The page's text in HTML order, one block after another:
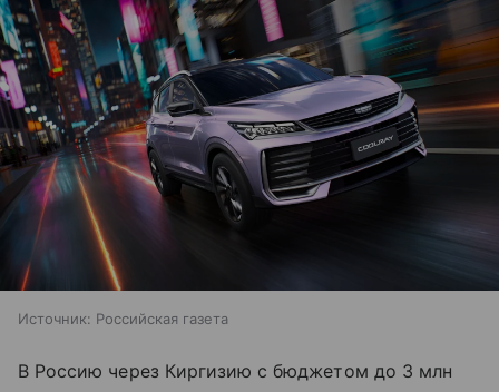
Источник: Российская газета
В Россию через Киргизию с бюджетом до 3 млн